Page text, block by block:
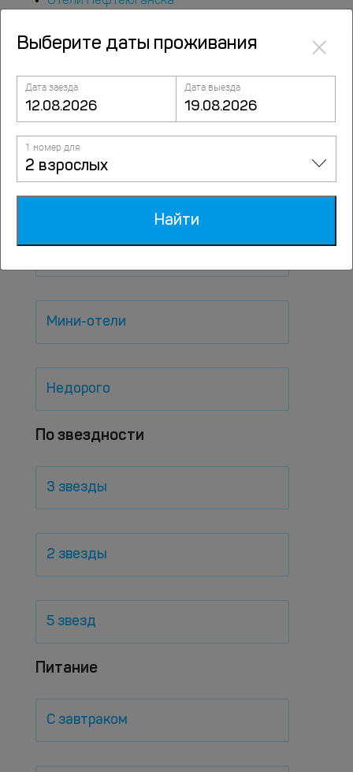
Популярные варианты
По типам
Мини-отели
Недорого
По звездности
3 звезды
2 звезды
5 звезд
Питание
С завтраком
Выберите даты проживания ×
Дата заезда Дата выезда
1 номер для
2 взрослых
Найти